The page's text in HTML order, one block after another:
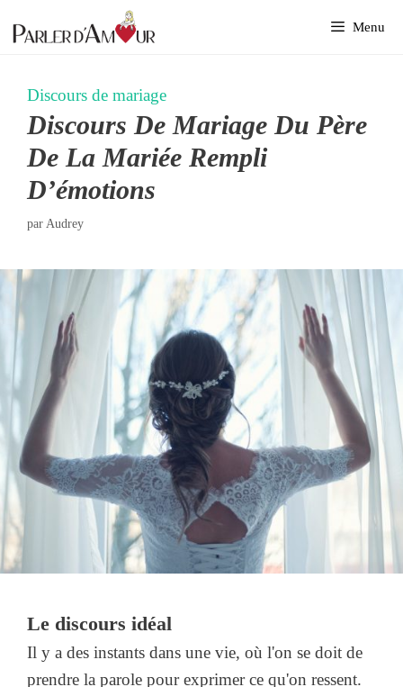
au
Menu
Discours de mariage
Discours De Mariage Du Père
De La Mariée Rempli
D’émotions
par Audrey
Le discours idéal
Il y a des instants dans une vie, où l'on se doit de
prendre la parole pour exprimer ce qu'on ressent.